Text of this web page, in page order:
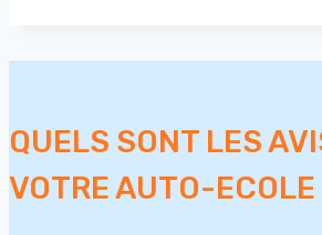
QUELS SONT LES
VOTRE AUTO-ECOLE